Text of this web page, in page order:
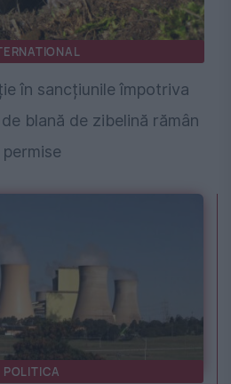
în sancțiunile împotriva
blană de zibelină rămân
permise
POLITICA